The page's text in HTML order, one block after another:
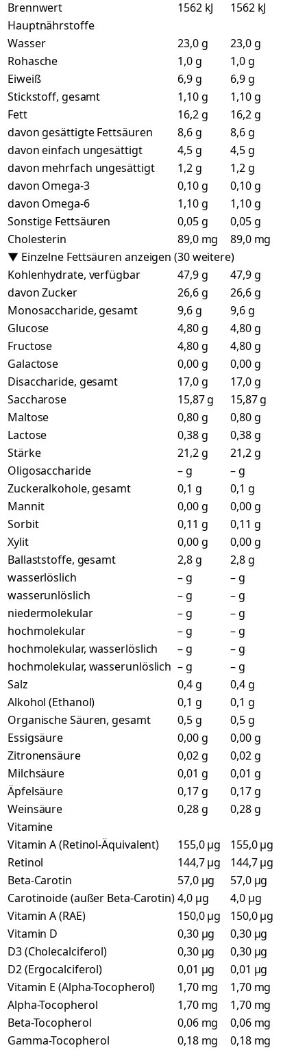
Brennwert 1562 kJ
1562 kJ
Hauptnährstoffe
Wasser
23,0 g
23,0 g
Rohasche
1,0 g
1,0 g
Eiweiß
6,9 g
6,9 g
Stickstoff, gesamt
1,10 g
1,10 g
Fett
16,2 g
16,2 g
davon gesättigte Fettsäuren
8,6 g
8,6 g
davon einfach ungesättigt
4,5 g
4,5 g
davon mehrfach ungesättigt
1,2 g
1,2 g
davon Omega-3
0,10 g
0,10 g
davon Omega-6
1,10 g
1,10 g
Sonstige Fettsäuren
0,05 g
0,05 g
Cholesterin
89,0 mg
89,0 mg
▼ Einzelne Fettsäuren anzeigen (30 weitere)
Kohlenhydrate, verfügbar
47,9 g
47,9 g
davon Zucker
26,6 g
26,6 g
Monosaccharide, gesamt
9,6 g
9,6 g
Glucose
4,80 g
4,80 g
Fructose
4,80 g
4,80 g
Galactose
0,00 g
0,00 g
Disaccharide, gesamt
17,0 g
17,0 g
Saccharose
15,87 g
15,87 g
Maltose
0,80 g
0,80 g
Lactose
0,38 g
0,38 g
Stärke
21,2 g
21,2 g
Oligosaccharide
– g
– g
Zuckeralkohole, gesamt
0,1 g
0,1 g
Mannit
0,00 g
0,00 g
Sorbit
0,11 g
0,11 g
Xylit
0,00 g
0,00 g
Ballaststoffe, gesamt
2,8 g
2,8 g
wasserlöslich
– g
– g
wasserunlöslich
– g
– g
niedermolekular
– g
– g
hochmolekular
– g
– g
hochmolekular, wasserlöslich
– g
– g
hochmolekular, wasserunlöslich – g
– g
Salz
0,4 g
0,4 g
Alkohol (Ethanol)
0,1 g
0,1 g
Organische Säuren, gesamt
0,5 g
0,5 g
Essigsäure
0,00 g
0,00 g
Zitronensäure
0,02 g
0,02 g
Milchsäure
0,01 g
0,01 g
Äpfelsäure
0,17 g
0,17 g
Weinsäure
0,28 g
0,28 g
Vitamine
Vitamin A (Retinol-Äquivalent)
155,0 µg
155,0 µg
Retinol
144,7 µg
144,7 µg
Beta-Carotin
57,0 µg
57,0 µg
Carotinoide (außer Beta-Carotin)4,0 µg
4,0 µg
Vitamin A (RAE)
150,0 µg
150,0 µg
Vitamin D
0,30 µg
0,30 µg
D3 (Cholecalciferol)
0,30 µg
0,30 µg
D2 (Ergocalciferol)
0,01 µg
0,01 µg
Vitamin E (Alpha-Tocopherol)
1,70 mg
1,70 mg
Alpha-Tocopherol
1,70 mg
1,70 mg
Beta-Tocopherol
0,06 mg
0,06 mg
Gamma-Tocopherol
0,18 mg
0,18 mg